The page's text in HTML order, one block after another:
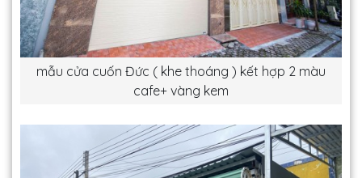
mẫu cửa cuốn Đức ( khe thoáng ) kết hợp 2 màu
cafe+ vàng kem